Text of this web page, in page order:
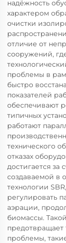
надёжность
характером
очистки
отличие от
сооружений,
проблемы в
быстро
показателей
обеспечивают
типичных
работают
технического
отказах
достигается за
создаваемой в
технологии
регулировать
аэрации,
биомассы.
предотвращает
проблемы,